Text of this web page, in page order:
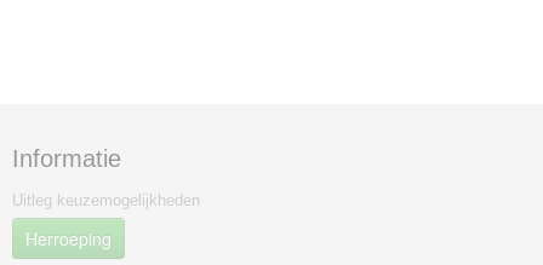
Informatie
Uitleg keuzemogelijkheden
Herroeping